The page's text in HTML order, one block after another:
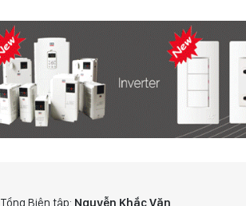
Tổng Biên tập: Nguyễn Khắc Văn